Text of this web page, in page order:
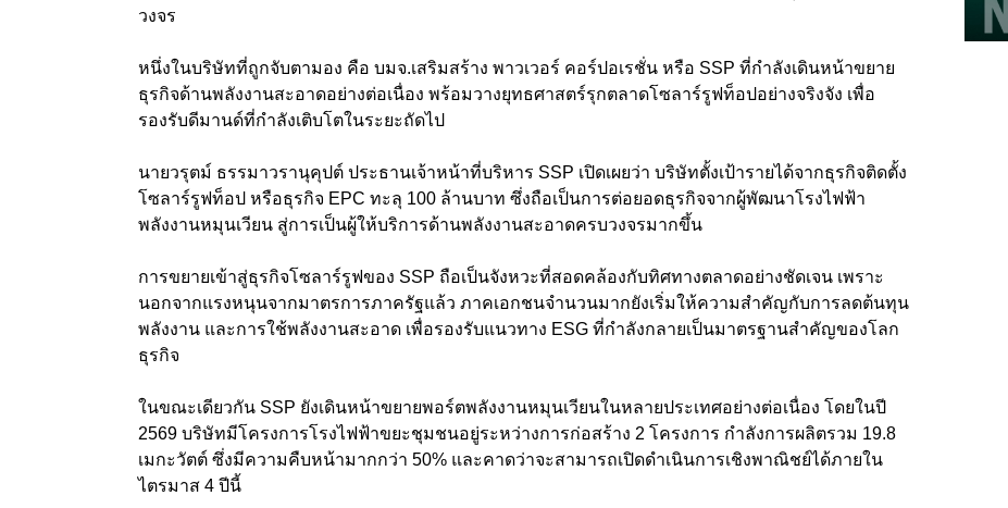
วงจร
หนึ่งในบริษัทที่ถูกจับตามอง คือ บมจ.เสริมสร้าง พาวเวอร์ คอร์ปอเรชั่น หรือ SSP ที่กำลังเดินหน้าขยาย
ธุรกิจด้านพลังงานสะอาดอย่างต่อเนื่อง พร้อมวางยุทธศาสตร์รุกตลาดโซลาร์รูฟท็อปอย่างจริงจัง เพื่อ
รองรับดีมานด์ที่กำลังเติบโตในระยะถัดไป
นายวรุตม์ ธรรมาวรานุคุปต์ ประธานเจ้าหน้าที่บริหาร SSP เปิดเผยว่า บริษัทตั้งเป้ารายได้จากธุรกิจติดตั้ง
โซลาร์รูฟท็อป หรือธุรกิจ EPC ทะลุ 100 ล้านบาท ซึ่งถือเป็นการต่อยอดธุรกิจจากผู้พัฒนาโรงไฟฟ้า
พลังงานหมุนเวียน สู่การเป็นผู้ให้บริการด้านพลังงานสะอาดครบวงจรมากขึ้น
การขยายเข้าสู่ธุรกิจโซลาร์รูฟของ SSP ถือเป็นจังหวะที่สอดคล้องกับทิศทางตลาดอย่างชัดเจน เพราะ
นอกจากแรงหนุนจากมาตรการภาครัฐแล้ว ภาคเอกชนจำนวนมากยังเริ่มให้ความสำคัญกับการลดต้นทุน
พลังงาน และการใช้พลังงานสะอาด เพื่อรองรับแนวทาง ESG ที่กำลังกลายเป็นมาตรฐานสำคัญของโลก
ธุรกิจ
ในขณะเดียวกัน SSP ยังเดินหน้าขยายพอร์ตพลังงานหมุนเวียนในหลายประเทศอย่างต่อเนื่อง โดยในปี
2569 บริษัทมีโครงการโรงไฟฟ้าขยะชุมชนอยู่ระหว่างการก่อสร้าง 2 โครงการ กำลังการผลิตรวม 19.8
เมกะวัตต์ ซึ่งมีความคืบหน้ามากกว่า 50% และคาดว่าจะสามารถเปิดดำเนินการเชิงพาณิชย์ได้ภายใน
ไตรมาส 4 ปีนี้